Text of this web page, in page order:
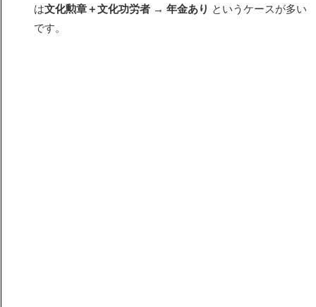
は文化勲章＋文化功労者 → 年金あり というケースが多い
です。